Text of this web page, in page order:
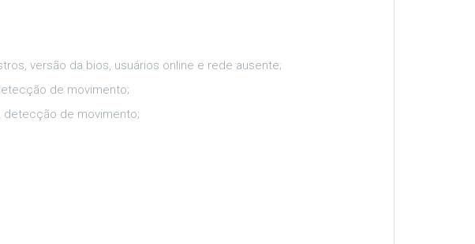
versão da bios, usuários online e rede ausente;
de movimento;
detecção de movimento;